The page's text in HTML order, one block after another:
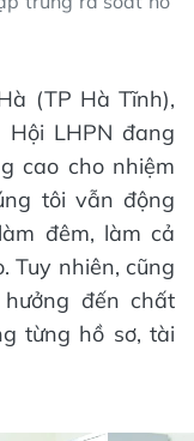
(TP Hà Tĩnh),
LHPN đang
cao cho nhiệm
tôi vẫn động
đêm, làm cả
Tuy nhiên, cũng
đến chất
từng hồ sơ, tài